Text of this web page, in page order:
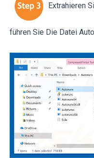
Extrahieren
führen Sie Die Datei